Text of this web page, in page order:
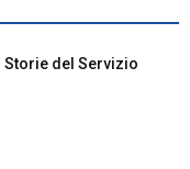
Storie del Servizio